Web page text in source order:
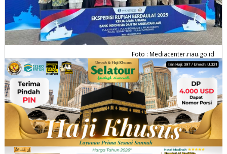
Foto : Mediacenter.riau.go.id